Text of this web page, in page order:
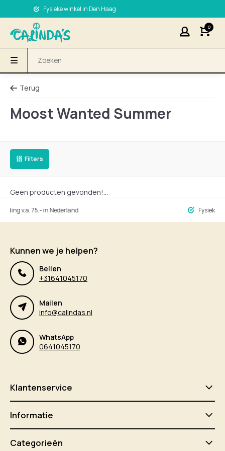
Fysieke winkel in Den Haag
0
Terug
Moost Wanted Summer
Filters
Geen producten gevonden!...
v.a. 75,- in Nederland Fysieke
Kunnen we je helpen?
Bellen
+31641045170
Mailen
info@calindas.nl
WhatsApp
0641045170
Klantenservice
Informatie
Categorieën